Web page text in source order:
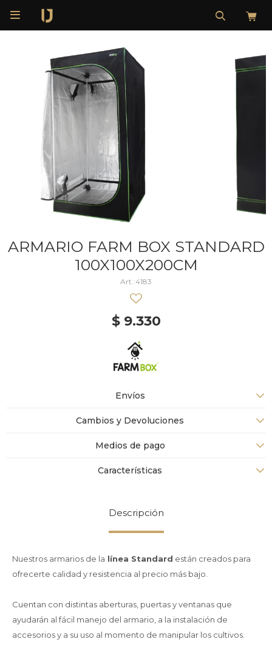

ARMARIO FARM BOX STANDARD
100X100X200CM
4183
$ 9.330
Envíos
Cambios y Devoluciones
Medios de pago
Características
Descripción
Nuestros armarios de la línea Standard están creados para
ofrecerte calidad y resistencia al precio más bajo.
Cuentan con distintas aberturas, puertas y ventanas que
ayudarán al fácil manejo del armario, a la instalación de
accesorios y a su uso al momento de manipular los cultivos.